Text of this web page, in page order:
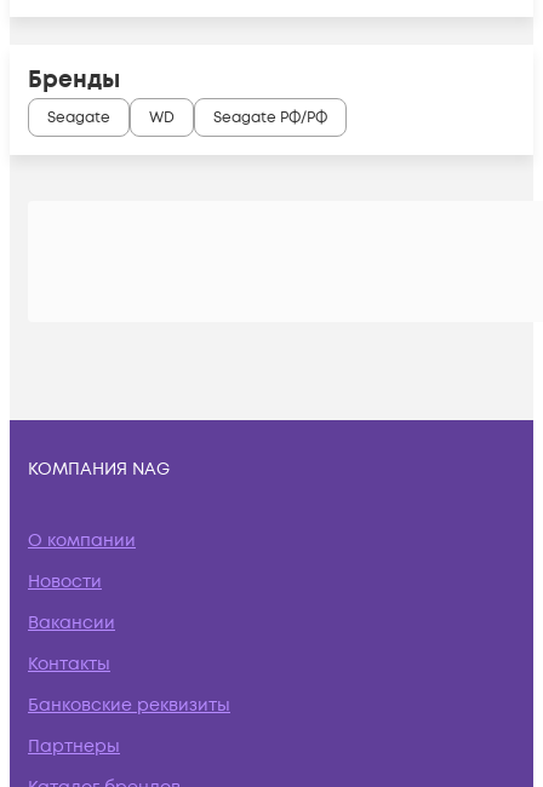
Бренды
Seagate WD Seagate РФ/РФ
КОМПАНИЯ NAG
О компании
Новости
Вакансии
Контакты
Банковские реквизиты
Партнеры